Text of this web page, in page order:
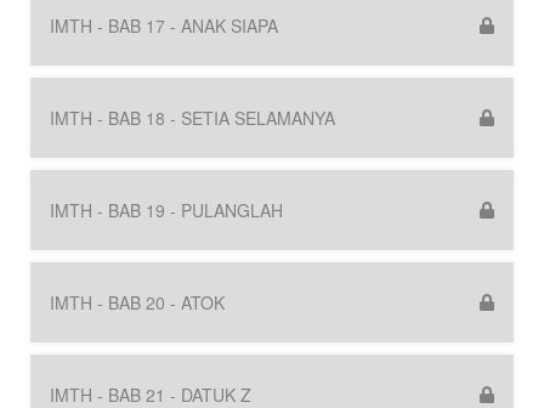
IMTH - BAB 17 - ANAK SIAPA
IMTH - BAB 18 - SETIA SELAMANYA
IMTH - BAB 19 - PULANGLAH
IMTH - BAB 20 - ATOK
IMTH - BAB 21 - DATUK Z